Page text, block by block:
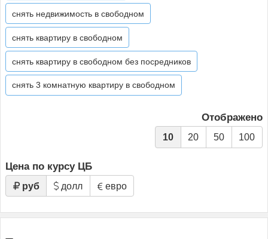
снять недвижимость в свободном
снять квартиру в свободном
снять квартиру в свободном без посредников
снять 3 комнатную квартиру в свободном
Отображено
10 20 50 100
Цена по курсу ЦБ
руб долл евро